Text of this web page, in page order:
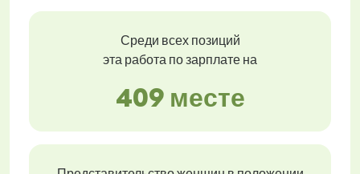
Среди всех позиций
эта работа по зарплате на
409 месте